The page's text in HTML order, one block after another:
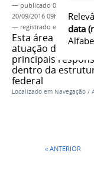
data
— publicado 04/06/2013
20/09/2016 09h39
— registrado em:
tag 1,
Esta área deve
atuação do
principais
dentro da
federal
Localizado em Navegação /
« ANTERIOR